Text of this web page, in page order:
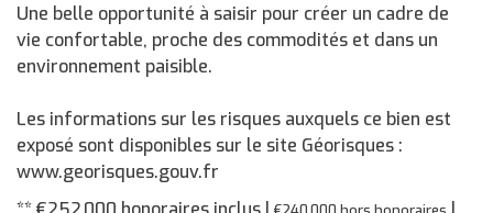
Une belle opportunité à saisir pour créer un cadre de
vie confortable, proche des commodités et dans un
environnement paisible.
Les informations sur les risques auxquels ce bien est
exposé sont disponibles sur le site Géorisques :
www.georisques.gouv.fr